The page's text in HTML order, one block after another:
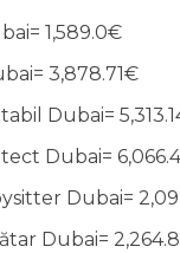
1,589.0€
3,878.71€
Dubai=
Dubai=
Dubai=
Dubai=